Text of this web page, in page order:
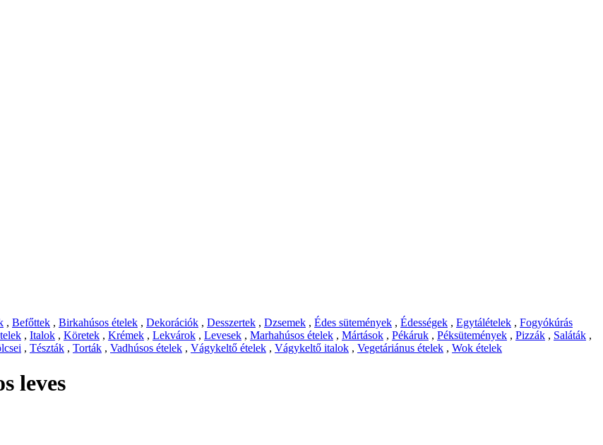
, Befőttek , Birkahúsos ételek , Dekorációk , Desszertek , Dzsemek , Édes sütemények , Édességek , Egytálételek , Fogyókúrás
, Italok , Köretek , Krémek , Lekvárok , Levesek , Marhahúsos ételek , Mártások , Pékáruk , Péksütemények , Pizzák , Saláták ,
, Tészták , Torták , Vadhúsos ételek , Vágykeltő ételek , Vágykeltő italok , Vegetáriánus ételek , Wok ételek
leves